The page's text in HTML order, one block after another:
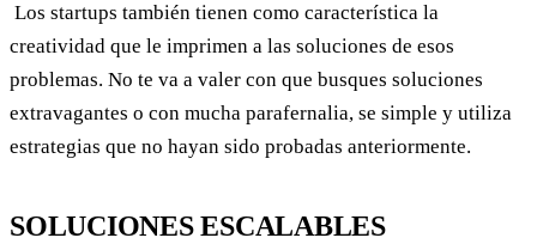
Los startups también tienen como característica la
creatividad que le imprimen a las soluciones de esos
problemas. No te va a valer con que busques soluciones
extravagantes o con mucha parafernalia, se simple y utiliza
estrategias que no hayan sido probadas anteriormente.
SOLUCIONES ESCALABLES